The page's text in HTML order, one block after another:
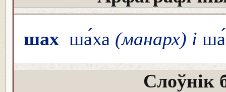
шах ша́ха (манарх) і
Слоўнік